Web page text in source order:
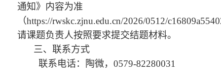
通知》内容为准
（https://rwskc.zjnu.edu.cn/2026/0512/
请课题负责人按照要求提交结题材料。
三、联系方式
联系电话：陶微，0579-82280031